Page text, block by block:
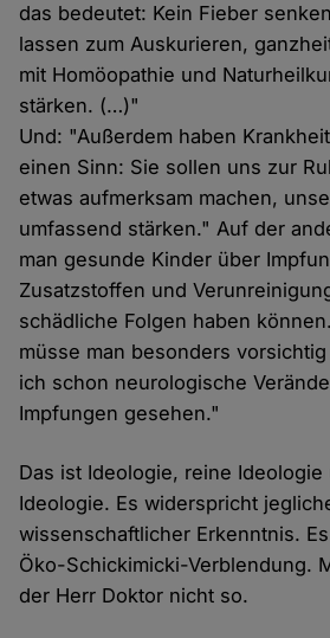
das bedeutet: Kein Fieber
lassen zum Auskurieren,
mit Homöopathie und
stärken. (…)"
Und: "Außerdem haben
einen Sinn: Sie sollen uns zur
etwas aufmerksam machen,
umfassend stärken." Auf der
man gesunde Kinder über
Zusatzstoffen und
schädliche Folgen haben
müsse man besonders
ich schon neurologische
Impfungen gesehen."
Das ist Ideologie, reine Ideologie
Ideologie. Es widerspricht
wissenschaftlicher Erkenntnis.
Öko-Schickimicki-Verblendung.
der Herr Doktor nicht so.